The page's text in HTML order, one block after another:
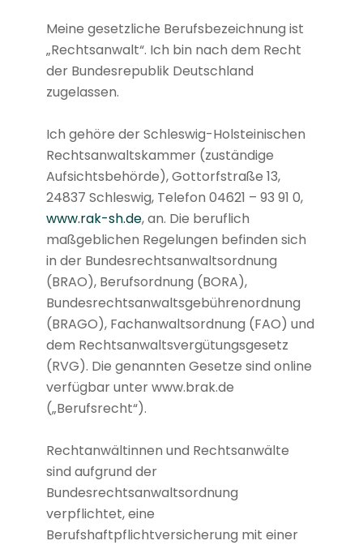
Meine gesetzliche Berufsbezeichnung ist
„Rechtsanwalt“. Ich bin nach dem Recht
der Bundesrepublik Deutschland
zugelassen.
Ich gehöre der Schleswig-Holsteinischen
Rechtsanwaltskammer (zuständige
Aufsichtsbehörde), Gottorfstraße 13,
24837 Schleswig, Telefon 04621 – 93 91 0,
www.rak-sh.de, an. Die beruflich
maßgeblichen Regelungen befinden sich
in der Bundesrechtsanwaltsordnung
(BRAO), Berufsordnung (BORA),
Bundesrechtsanwaltsgebührenordnung
(BRAGO), Fachanwaltsordnung (FAO) und
dem Rechtsanwaltsvergütungsgesetz
(RVG). Die genannten Gesetze sind online
verfügbar unter www.brak.de
(„Berufsrecht“).
Rechtanwältinnen und Rechtsanwälte
sind aufgrund der
Bundesrechtsanwaltsordnung
verpflichtet, eine
Berufshaftpflichtversicherung mit einer